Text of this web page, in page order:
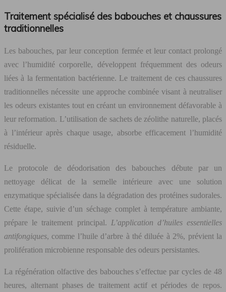
Traitement spécialisé des babouches et chaussures
traditionnelles
Les babouches, par leur conception fermée et leur contact prolongé
avec l’humidité corporelle, développent fréquemment des odeurs
liées à la fermentation bactérienne. Le traitement de ces chaussures
traditionnelles nécessite une approche combinée visant à neutraliser
les odeurs existantes tout en créant un environnement défavorable à
leur reformation. L’utilisation de sachets de zéolithe naturelle, placés
à l’intérieur après chaque usage, absorbe efficacement l’humidité
résiduelle.
Le protocole de déodorisation des babouches débute par un
nettoyage délicat de la semelle intérieure avec une solution
enzymatique spécialisée dans la dégradation des protéines sudorales.
Cette étape, suivie d’un séchage complet à température ambiante,
prépare le traitement principal. L’application d’huiles essentielles
antifongiques, comme l’huile d’arbre à thé diluée à 2%, prévient la
prolifération microbienne responsable des odeurs persistantes.
La régénération olfactive des babouches s’effectue par cycles de 48
heures, alternant phases de traitement actif et périodes de repos.